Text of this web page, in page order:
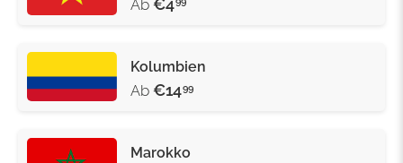
Ab
Kolumbien
Ab €1499
Marokko